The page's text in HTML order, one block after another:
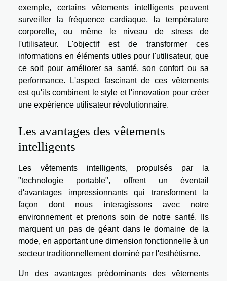
exemple, certains vêtements intelligents peuvent
surveiller la fréquence cardiaque, la température
corporelle, ou même le niveau de stress de
l'utilisateur. L'objectif est de transformer ces
informations en éléments utiles pour l'utilisateur, que
ce soit pour améliorer sa santé, son confort ou sa
performance. L'aspect fascinant de ces vêtements
est qu'ils combinent le style et l'innovation pour créer
une expérience utilisateur révolutionnaire.
Les avantages des vêtements
intelligents
Les vêtements intelligents, propulsés par la
"technologie portable", offrent un éventail
d'avantages impressionnants qui transforment la
façon dont nous interagissons avec notre
environnement et prenons soin de notre santé. Ils
marquent un pas de géant dans le domaine de la
mode, en apportant une dimension fonctionnelle à un
secteur traditionnellement dominé par l'esthétisme.
Un des avantages prédominants des vêtements